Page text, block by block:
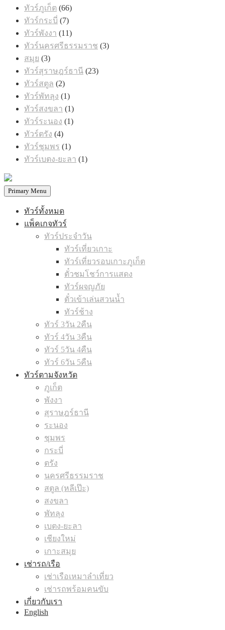
ทัวร์ภูเก็ต 6666
ทัวร์กระบี่ 77
สินค้า
ทัวร์พังงา 1111
ทัวร์นครศรีธรรมราช 33
สมุย 33
สินค้า
ทัวร์สุราษฎร์ธานี 2323
ทัวร์สตูล 22
สินค้า
ทัวร์พัทลุง 11
สินค้า
ทัวร์สงขลา 11
สินค้า
ทัวร์ระนอง 11
ทัวร์ตรัง 44
สินค้า
ทัวร์ชุมพร 11
สินค้า
ทัวร์เบตง-ยะลา 11
Primary Menu
ทัวร์ทั้งหมด
แพ็คเกจทัวร์
ทัวร์ประจำวัน
ทัวร์เที่ยวเกาะ
ทัวร์เที่ยวรอบเกาะภูเก็ต
ตั๋วชมโชว์การแสดง
ทัวร์ผจญภัย
ตั๋วเข้าเล่นสวนน้ำ
ทัวร์ช้าง
ทัวร์ 3วัน 2คืน
ทัวร์ 4วัน 3คืน
ทัวร์ 5วัน 4คืน
ทัวร์ 6วัน 5คืน
ทัวร์ตามจังหวัด
ภูเก็ต
พังงา
สุราษฎร์ธานี
ระนอง
ชุมพร
กระบี่
ตรัง
นครศรีธรรมราช
สตูล (หลีเป๊ะ)
สงขลา
พัทลุง
เบตง-ยะลา
เชียงใหม่
เกาะสมุย
เช่ารถ/เรือ
เช่าเรือเหมาลำเที่ยว
เช่ารถพร้อมคนขับ
เกี่ยวกับเรา
English